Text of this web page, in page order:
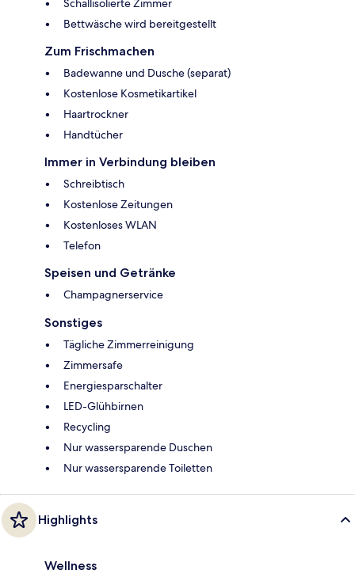
Schallisolierte Zimmer
Bettwäsche wird bereitgestellt
Zum Frischmachen
Badewanne und Dusche (separat)
Kostenlose Kosmetikartikel
Haartrockner
Handtücher
Immer in Verbindung bleiben
Schreibtisch
Kostenlose Zeitungen
Kostenloses WLAN
Telefon
Speisen und Getränke
Champagnerservice
Sonstiges
Tägliche Zimmerreinigung
Zimmersafe
Energiesparschalter
LED-Glühbirnen
Recycling
Nur wassersparende Duschen
Nur wassersparende Toiletten
Highlights
Wellness